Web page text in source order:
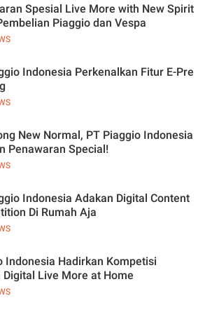
Spesial Live More with New Spirit
Piaggio dan Vespa
Indonesia Perkenalkan Fitur E-Pre
New Normal, PT Piaggio Indonesia
Penawaran Special!
Indonesia Adakan Digital Content
Di Rumah Aja
Indonesia Hadirkan Kompetisi
Digital Live More at Home